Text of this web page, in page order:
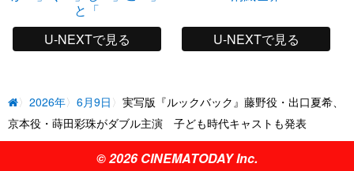
と「
U-NEXTで見る
U-NEXTで見る
2026年 6月9日
実写版『ルックバック』藤野役・出口夏希、
京本役・蒔田彩珠がダブル主演 子ども時代キャストも発表
© 2026 CINEMATODAY Inc.